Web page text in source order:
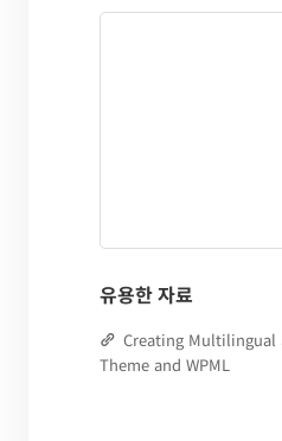
유용한 자료
Creating Multilingual
Theme and WPML